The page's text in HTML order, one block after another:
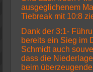
ausgeglichenem
Tiebreak mit 10:8
Dank der 3:1-
bereits ein Sieg im
Schmidt auch
dass die
beim